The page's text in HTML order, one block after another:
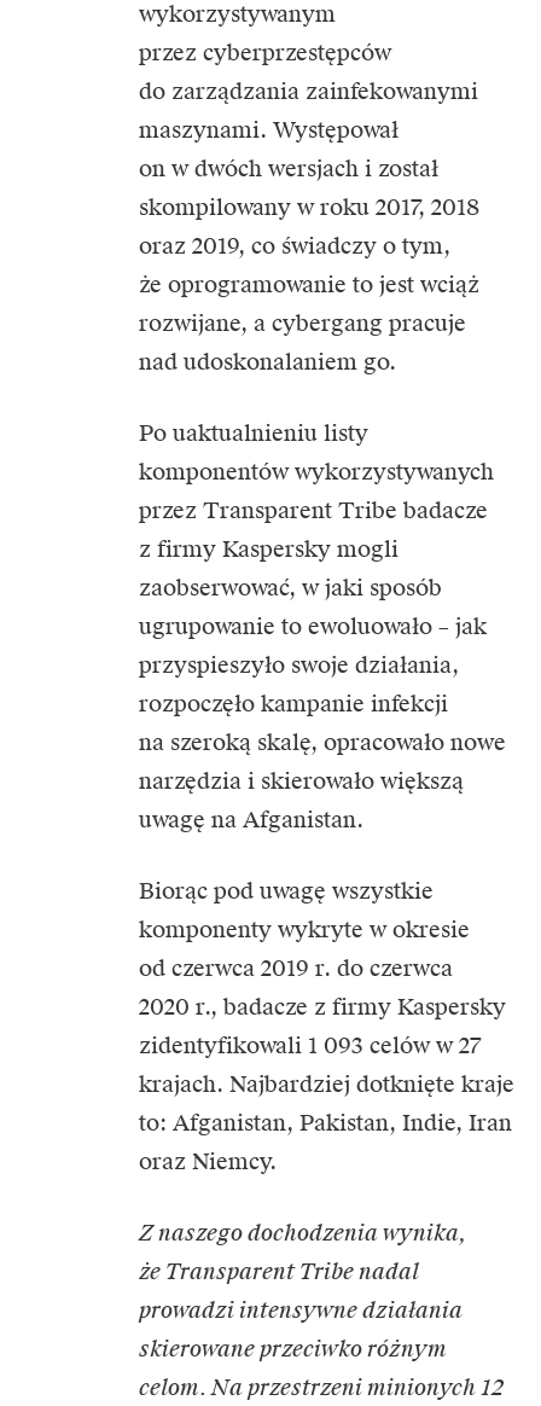
wykorzystywanym
przez cyberprzestępców
do zarządzania zainfekowanymi
maszynami. Występował
on w dwóch wersjach i został
skompilowany w roku 2017, 2018
oraz 2019, co świadczy o tym,
że oprogramowanie to jest wciąż
rozwijane, a cybergang pracuje
nad udoskonalaniem go.
Po uaktualnieniu listy
komponentów wykorzystywanych
przez Transparent Tribe badacze
z firmy Kaspersky mogli
zaobserwować, w jaki sposób
ugrupowanie to ewoluowało – jak
przyspieszyło swoje działania,
rozpoczęło kampanie infekcji
na szeroką skalę, opracowało nowe
narzędzia i skierowało większą
uwagę na Afganistan.
Biorąc pod uwagę wszystkie
komponenty wykryte w okresie
od czerwca 2019 r. do czerwca
2020 r., badacze z firmy Kaspersky
zidentyfikowali 1 093 celów w 27
krajach. Najbardziej dotknięte kraje
to: Afganistan, Pakistan, Indie, Iran
oraz Niemcy.
Z naszego dochodzenia wynika,
że Transparent Tribe nadal
prowadzi intensywne działania
skierowane przeciwko różnym
celom. Na przestrzeni minionych 12